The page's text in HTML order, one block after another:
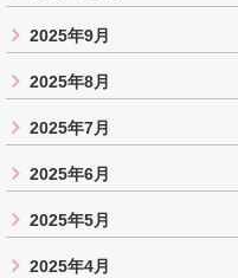
2025年9月
2025年8月
2025年7月
2025年6月
2025年5月
2025年4月